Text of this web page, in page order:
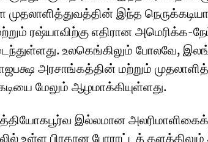
இந்த
ரஷ்யாவிற்கு எதிரான அமெரிக்க-
உலகெங்கிலும் போலவே,
அரசாங்கத்தின் மற்றும்
மேலும் ஆழமாக்கியுள்ளது.
இல்லமான
உள்ள பிரதான போராட்டத்